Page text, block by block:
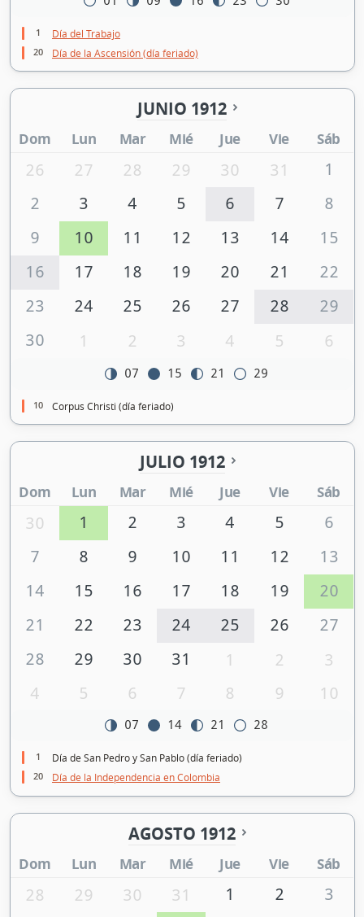
1 Día del Trabajo
20 Día de la Ascensión (día feriado)
JUNIO 1912
Dom Lun Mar Mié Jue Vie Sáb
26 27 28 29 30 31
1
2
3 4 5 6 7
8
9
10 11 12 13 14
15
16
17 18 19 20 21
22
23
24 25 26 27 28
29
30
1 2 3 4 5 6
07 15 21 29
10 Corpus Christi (día feriado)
JULIO 1912
Dom Lun Mar Mié Jue Vie Sáb
30 1 2 3 4 5
6
7
8 9 10 11 12
13
14
15 16 17 18 19
20
21
22 23 24 25 26
27
28
29 30 31 1 2
3
4
5 6 7 8 9 10
07 14 21 28
1 Día de San Pedro y San Pablo (día feriado)
20 Día de la Independencia en Colombia
AGOSTO 1912
Dom Lun Mar Mié Jue Vie Sáb
28 29 30 31 1 2
3